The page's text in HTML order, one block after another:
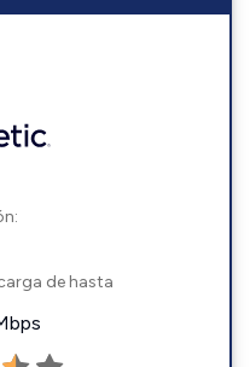
de hasta